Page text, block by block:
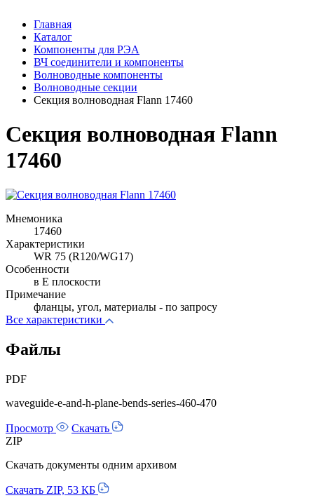
Главная
Каталог
Компоненты для РЭА
ВЧ соединители и компоненты
Волноводные компоненты
Волноводные секции
Секция волноводная Flann 17460
Секция волноводная Flann
17460
Мнемоника
17460
Характеристики
WR 75 (R120/WG17)
Особенности
в E плоскости
Примечание
фланцы, угол, материалы - по запросу
Все характеристики
Файлы
PDF
waveguide-e-and-h-plane-bends-series-460-470
Просмотр
Скачать
ZIP
Скачать документы одним архивом
Скачать ZIP, 53 КБ